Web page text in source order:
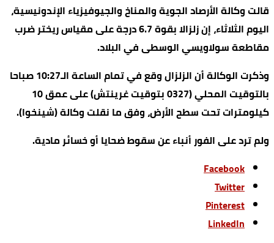
قالت وكالة الأرصاد الجوية والمناخ والجيوفيزياء الإندونيسية،
اليوم الثلاثاء، إن زلزالا بقوة 6.7 درجة على مقياس ريختر ضرب
مقاطعة سولاويسي الوسطى في البلاد.
وذكرت الوكالة أن الزلزال وقع في تمام الساعة الـ10:27 صباحا
بالتوقيت المحلي (0327 بتوقيت غرينتش) على عمق 10
كيلومترات تحت سطح الأرض، وفق ما نقلت وكالة (شينخوا).
ولم ترد على الفور أنباء عن سقوط ضحايا أو خسائر مادية.
Facebook
Twitter
Pinterest
LinkedIn